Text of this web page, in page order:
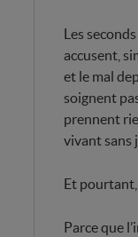
Les
accusent,
et le mal
soignent
prennent
vivant sans
Et pourtant,
Parce que